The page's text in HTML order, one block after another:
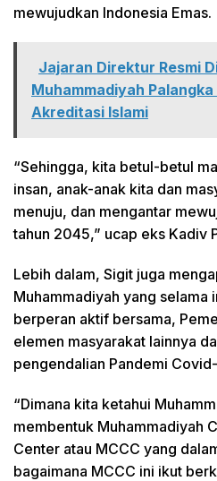
mewujudkan Indonesia Emas.
Jajaran Direktur Resmi
Muhammadiyah
Akreditasi Islami
“Sehingga, kita betul-betul
insan, anak-anak kita dan
menuju, dan mengantar
tahun 2045,” ucap eks Kadiv
Lebih dalam, Sigit juga
Muhammadiyah yang selama
berperan aktif bersama,
elemen masyarakat lainnya
pengendalian Pandemi
“Dimana kita ketahui
membentuk Muhammadiyah
Center atau MCCC yang
bagaimana MCCC ini ikut